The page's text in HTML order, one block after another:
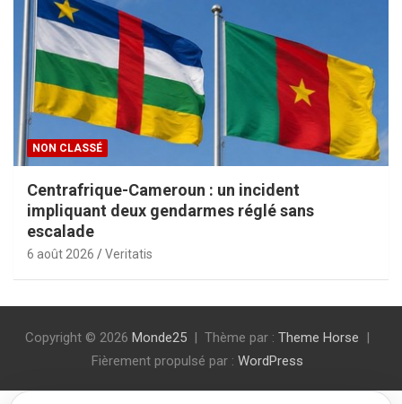
NON CLASSÉ
Centrafrique-Cameroun : un incident
impliquant deux gendarmes réglé sans
escalade
6 août 2026 Veritatis
Copyright © 2026 Monde25 Thème par : Theme Horse
Fièrement propulsé par : WordPress